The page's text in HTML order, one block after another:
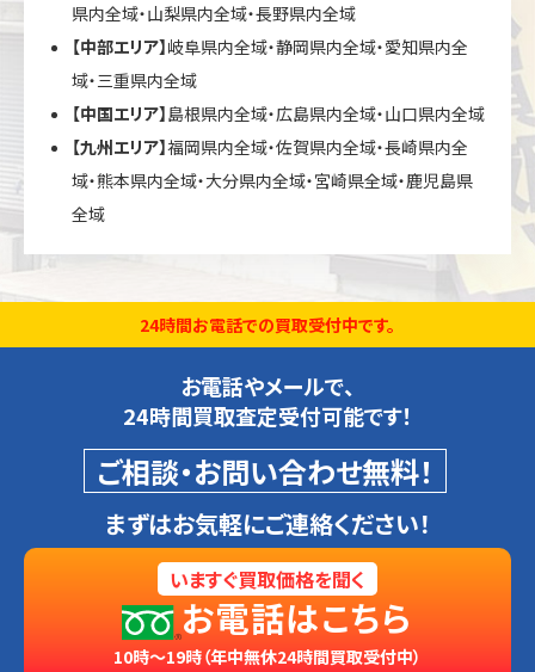
県内全域・山梨県内全域・長野県内全域
【中部エリア】岐阜県内全域・静岡県内全域・愛知県内全
域・三重県内全域
【中国エリア】島根県内全域・広島県内全域・山口県内全域
【九州エリア】福岡県内全域・佐賀県内全域・長崎県内全
域・熊本県内全域・大分県内全域・宮崎県全域・鹿児島県
全域
24時間お電話での買取受付中です。
お電話やメールで、
24時間買取査定受付可能です！
ご相談・お問い合わせ無料！
まずはお気軽にご連絡ください！
いますぐ買取価格を聞く
お電話はこちら
10時～19時（年中無休24時間買取受付中）